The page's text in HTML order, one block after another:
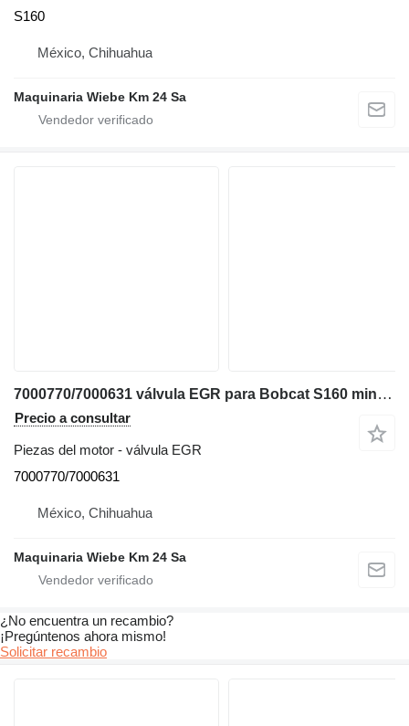
S160
México, Chihuahua
Maquinaria Wiebe Km 24 Sa
7000770/7000631 válvula EGR para Bobcat S160 minicargadora
Precio a consultar
Piezas del motor - válvula EGR
7000770/7000631
México, Chihuahua
Maquinaria Wiebe Km 24 Sa
¿No encuentra un recambio?
¡Pregúntenos ahora mismo!
Solicitar recambio